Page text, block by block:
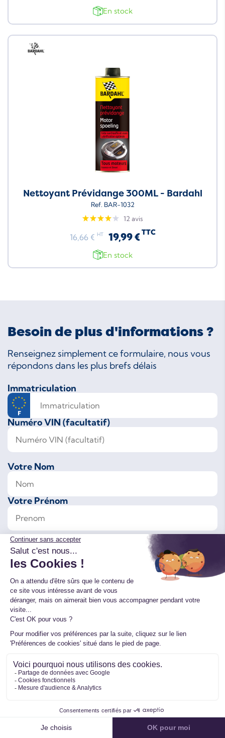
En stock
Neuf
Nettoyant Prévidange 300ML - Bardahl
Ref. BAR-1032
12 avis
16,66 € HT 19,99 € TTC
En stock
Besoin de plus d'informations ?
Renseignez simplement ce formulaire, nous vous
répondons dans les plus brefs délais
Immatriculation
Numéro VIN (facultatif)
Votre Nom
Votre Prénom
Votre E-mail
Votre Téléphone
Votre Message
J'accepte de fournir ces informations pour
valider ma demande